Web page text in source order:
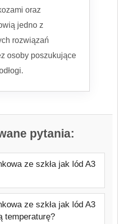
oraz
jedno z
rozwiązań
osoby poszukujące
pytania:
ze szkła jak lód A3
ze szkła jak
materiałem do
ze szkła jak lód A3
temperaturę?